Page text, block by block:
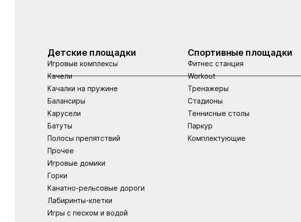
Детские площадки
Игровые комплексы
Качели
Качалки на пружине
Балансиры
Карусели
Батуты
Полосы препятствий
Прочее
Игровые домики
Горки
Канатно-рельсовые дороги
Лабиринты-клетки
Игры с песком и водой
Спортивные площадки
Фитнес станция
Workout
Тренажеры
Стадионы
Теннисные столы
Паркур
Комплектующие